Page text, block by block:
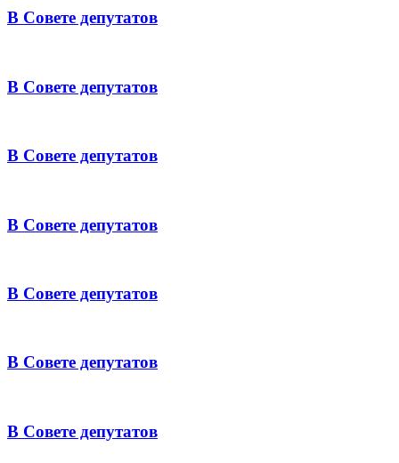
В Совете депутатов
В Совете депутатов
В Совете депутатов
В Совете депутатов
В Совете депутатов
В Совете депутатов
В Совете депутатов